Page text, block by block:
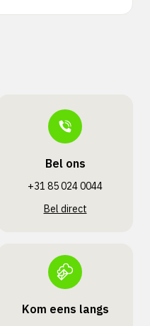
Bel ons
+31 85 024 0044
Bel direct
Kom eens langs